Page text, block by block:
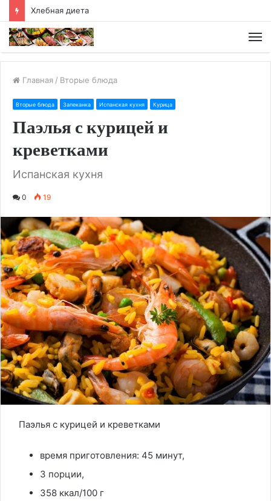
Хлебная диета
Главная / Вторые блюда
Вторые блюда Запеканка Испанская кухня Курица
Паэлья с курицей и
креветками
Испанская кухня
0 19
Паэлья с курицей и креветками
время приготовления: 45 минут,
3 порции,
358 ккал/100 г